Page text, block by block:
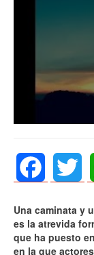
Una caminata y
es la atrevida
que ha puesto
en la que